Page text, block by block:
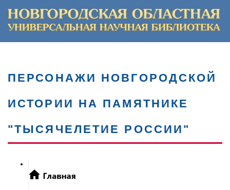
ПЕРСОНАЖИ НОВГОРОДСКОЙ
ИСТОРИИ НА ПАМЯТНИКЕ
"ТЫСЯЧЕЛЕТИЕ РОССИИ"